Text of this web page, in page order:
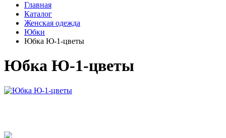
Главная
Каталог
Женская одежда
Юбки
Юбка Ю-1-цветы
Юбка Ю-1-цветы